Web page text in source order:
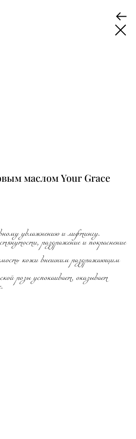
маслом Your Grace
увлажнению и лифтингу.
раздражение и покраснение
кожи внешним раздражающим
розы успокаивает, оказывает